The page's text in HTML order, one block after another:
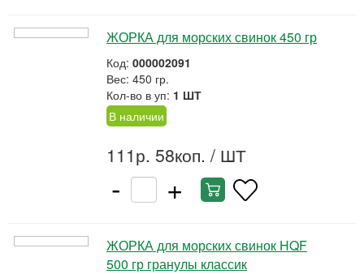
ЖОРКА для морских свинок 450 гр
Код: 000002091
Вес: 450 гр.
Кол-во в уп: 1 ШТ
В наличии
111р. 58коп. / ШТ
- +
ЖОРКА для морских свинок HQF
500 гр гранулы классик